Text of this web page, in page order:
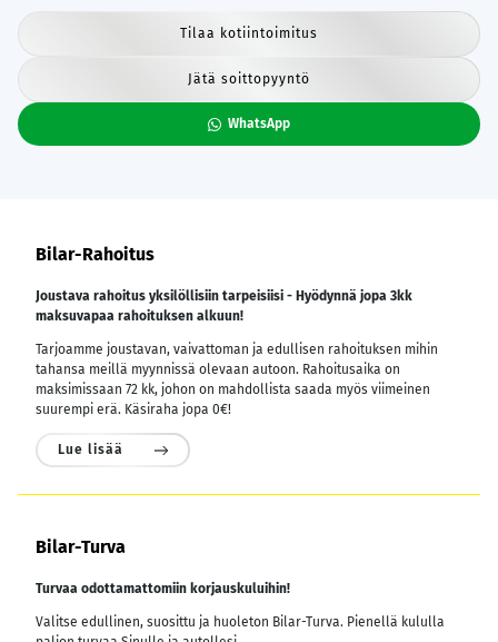
Tilaa kotiintoimitus
Jätä soittopyyntö
WhatsApp
Bilar-Rahoitus
Joustava rahoitus yksilöllisiin tarpeisiisi - Hyödynnä jopa 3kk
maksuvapaa rahoituksen alkuun!
Tarjoamme joustavan, vaivattoman ja edullisen rahoituksen mihin
tahansa meillä myynnissä olevaan autoon. Rahoitusaika on
maksimissaan 72 kk, johon on mahdollista saada myös viimeinen
suurempi erä. Käsiraha jopa 0€!
Lue lisää
Bilar-Turva
Turvaa odottamattomiin korjauskuluihin!
Valitse edullinen, suosittu ja huoleton Bilar-Turva. Pienellä kululla